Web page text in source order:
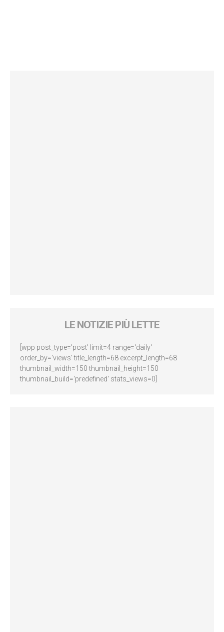
LE NOTIZIE PIÙ LETTE
[wpp post_type='post' limit=4 range='daily'
order_by='views' title_length=68 excerpt_length=68
thumbnail_width=150 thumbnail_height=150
thumbnail_build='predefined' stats_views=0]